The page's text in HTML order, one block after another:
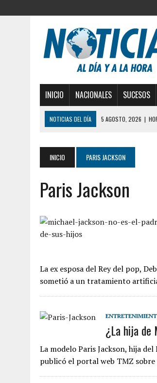
INICIO NACIONALES SUCESOS
NOTICIAS DEL DÍA 5 AGOSTO, 2026 |
3 AGOSTO, 2026 | YARACUY: INTENTÓ
2 AGOSTO, 2026
AYUDABA A PERSONAS
2 AGOSTO, 2026 | COLAPSÓ TECHO DE
6 AGOSTO, 2026
MISTERIOSA MUERTE
BARINAS:
6 AGOSTO, 2026 |
CONMOCIÓN EN
5 AGOSTO, 2026 | PRESUNTO BROTE
INICIO PARIS JACKSON
Paris Jackson
La ex esposa del Rey del pop,
sometió a un tratamiento
¿La hija de
La modelo Paris Jackson, hija
publicó el portal web TMZ